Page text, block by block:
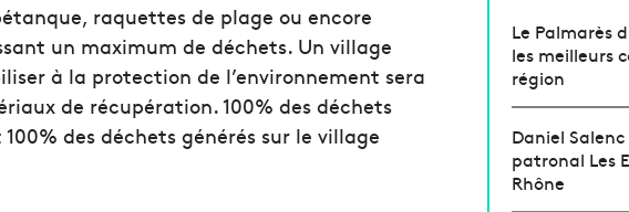
raquettes de plage ou encore
un maximum de déchets. Un village
à la protection de l’environnement sera
de récupération. 100% des déchets
des déchets générés sur le village
Le Palmarès
les meilleurs
région
Daniel
patronal Les
Rhône